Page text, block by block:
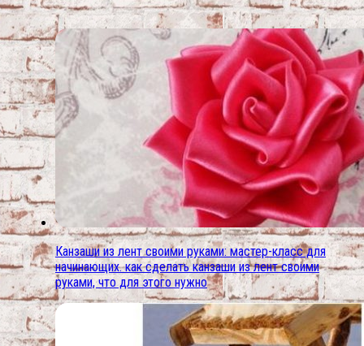
Канзаши из лент своими руками: мастер-класс для
начинающих. как сделать канзаши из лент своими
руками, что для этого нужно